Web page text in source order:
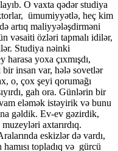
O vaxta qədər studiya
ümumiyyətlə, heç kim
artıq maliyyələşdirməni
vəsaiti özləri tapmalı idilər,
Studiya nəinki
harasa yoxa çıxmışdı,
insan var, hələ sovetlər
o, çox şeyi qorumağı
gah ora. Günlərin bir
eləmək istəyirik və bunu
gəldik. Ev-ev gəzirdik,
axtarırdıq.
eskizlər də vardı,
topladıq və gürcü